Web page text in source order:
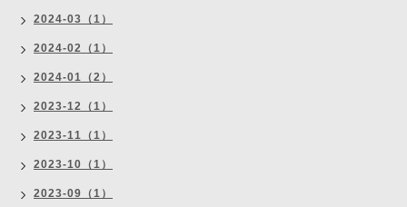
2024-03（1）
2024-02（1）
2024-01（2）
2023-12（1）
2023-11（1）
2023-10（1）
2023-09（1）